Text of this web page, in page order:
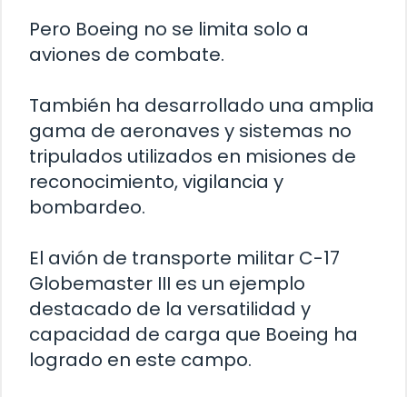
Pero Boeing no se limita solo a
aviones de combate.
También ha desarrollado una amplia
gama de aeronaves y sistemas no
tripulados utilizados en misiones de
reconocimiento, vigilancia y
bombardeo.
El avión de transporte militar C-17
Globemaster III es un ejemplo
destacado de la versatilidad y
capacidad de carga que Boeing ha
logrado en este campo.